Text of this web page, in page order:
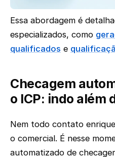
Essa abordagem é
especializados, como
qualificados e
Checagem
o ICP: indo além
Nem todo contato
o comercial. É nesse
automatizado de